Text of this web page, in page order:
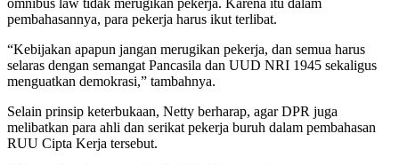
omnibus law tidak merugikan pekerja. Karena itu dalam
pembahasannya, para pekerja harus ikut terlibat.
“Kebijakan apapun jangan merugikan pekerja, dan semua harus
selaras dengan semangat Pancasila dan UUD NRI 1945 sekaligus
menguatkan demokrasi,” tambahnya.
Selain prinsip keterbukaan, Netty berharap, agar DPR juga
melibatkan para ahli dan serikat pekerja buruh dalam pembahasan
RUU Cipta Kerja tersebut.